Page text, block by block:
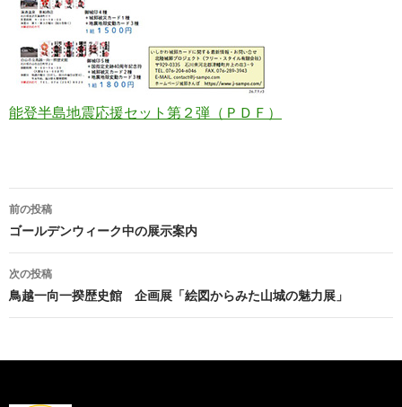
能登半島地震応援セット第２弾（ＰＤＦ）
投
稿
ナ
ビ
ゲ
ー
前の投稿
ゴールデンウィーク中の展示案内
次の投稿
鳥越一向一揆歴史館 企画展「絵図からみた山城の魅力展」